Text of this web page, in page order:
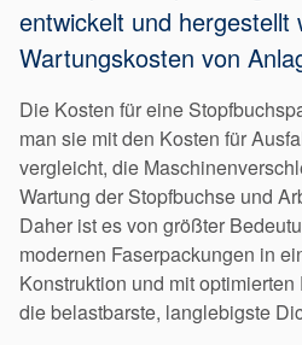
Kontaktieren Sie
Standorte
Neuigkeiten
Nachhaltigkeit
entwickelt und hergestellt
Wartungskosten von
Die Kosten für eine
man sie mit den Kosten für
vergleicht, die
Wartung der Stopfbuchse und
Daher ist es von größter
modernen Faserpackungen in
Konstruktion und mit
die belastbarste, langlebigste